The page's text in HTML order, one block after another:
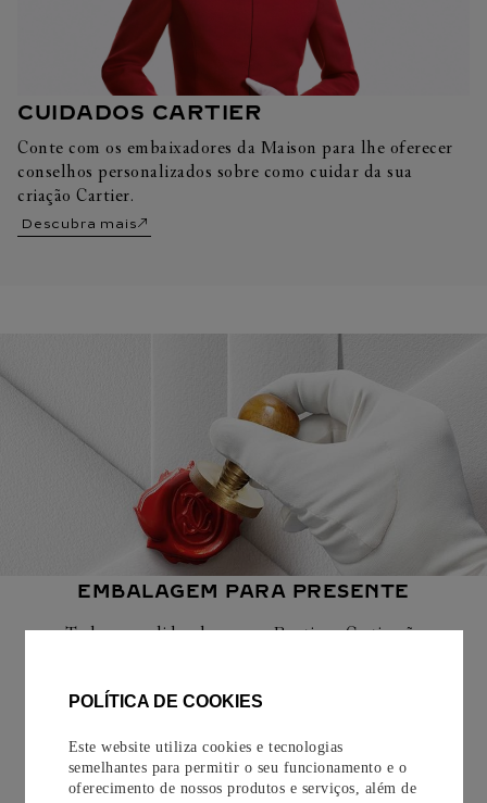
POLÍTICA DE COOKIES
Este website utiliza cookies e tecnologias
semelhantes para permitir o seu funcionamento e o
oferecimento de nossos produtos e serviços, além de
CUIDADOS CARTIER
Conte com os embaixadores da Maison para lhe oferecer
conselhos personalizados sobre como cuidar da sua
criação Cartier.
Descubra mais
EMBALAGEM PARA PRESENTE
Todos os pedidos de nossa e-Boutique Cartier são